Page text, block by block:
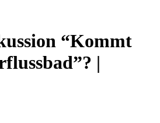
“Kommt
|